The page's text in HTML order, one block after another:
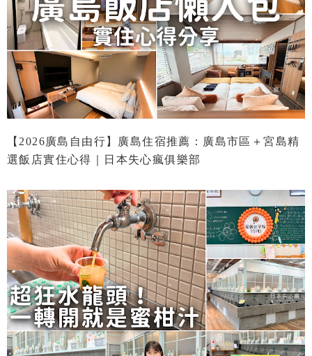
【2026廣島自由行】廣島住宿推薦：廣島市區＋宮島精
選飯店實住心得｜日本失心瘋俱樂部